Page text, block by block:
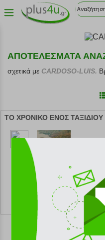
ΑΠΟΤΕΛΕΣΜΑΤΑ
σχετικά με CARDOSO-LUIS.
ΤΟ ΧΡΟΝΙΚΟ ΕΝΟΣ ΤΑΞΙΔΙΟΥ
κωδ. 108204498
12.40 €
Ελάχιστη 30 ημερών 13.78 €
Προτεινόμενη λιανική 13.78 €